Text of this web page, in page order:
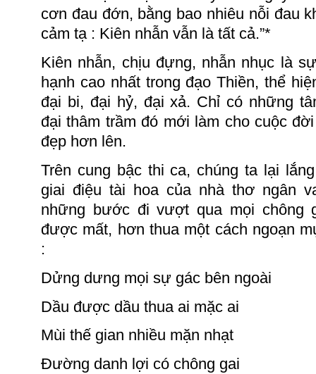
cơn đau đớn, bằng bao nhiêu nỗi đau
cảm tạ : Kiên nhẫn vẫn là tất cả.”*
Kiên nhẫn, chịu đựng, nhẫn nhục là
hạnh cao nhất trong đạo Thiền, thể
đại bi, đại hỷ, đại xả. Chỉ có những
đại thâm trầm đó mới làm cho cuộc
đẹp hơn lên.
Trên cung bậc thi ca, chúng ta lại
giai điệu tài hoa của nhà thơ ngân
những bước đi vượt qua mọi chông
được mất, hơn thua một cách ngoạn
:
Dửng dưng mọi sự gác bên ngoài
Dầu được dầu thua ai mặc ai
Mùi thế gian nhiều mặn nhạt
Đường danh lợi có chông gai